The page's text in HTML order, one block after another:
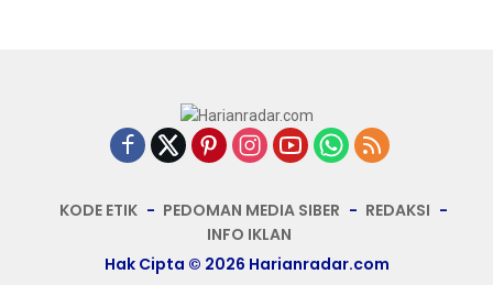
KODE ETIK PEDOMAN MEDIA SIBER
REDAKSI
INFO IKLAN
Hak Cipta © 2026 Harianradar.com